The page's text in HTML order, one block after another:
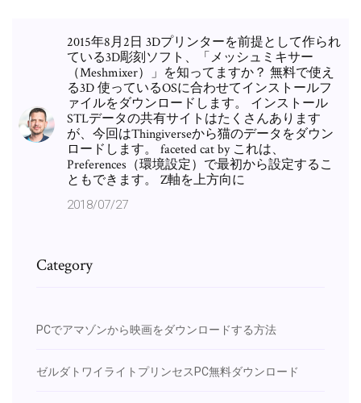
2015年8月2日 3Dプリンターを前提として作られ
ている3D彫刻ソフト、「メッシュミキサー
（Meshmixer）」を知ってますか？ 無料で使え
る3D 使っているOSに合わせてインストールフ
ァイルをダウンロードします。 インストール
STLデータの共有サイトはたくさんあります
が、今回はThingiverseから猫のデータをダウン
ロードします。 faceted cat by これは、
Preferences（環境設定）で最初から設定するこ
ともできます。 Z軸を上方向に
2018/07/27
Category
PCでアマゾンから映画をダウンロードする方法
ゼルダトワイライトプリンセスPC無料ダウンロード